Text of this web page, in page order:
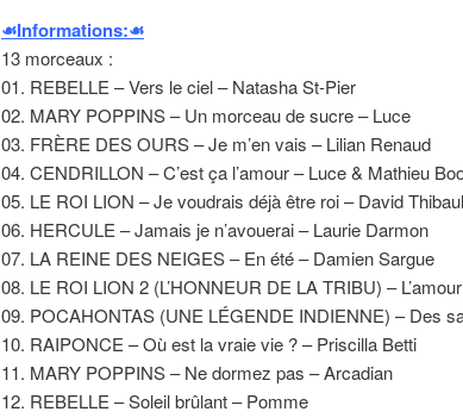
☙Informations:☙
13 morceaux :
01. REBELLE – Vers le ciel – Natasha St-Pier
02. MARY POPPINS – Un morceau de sucre – Luce
03. FRÈRE DES OURS – Je m’en vais – Lilian Renaud
04. CENDRILLON – C’est ça l’amour – Luce & Mathieu
05. LE ROI LION – Je voudrais déjà être roi – David
06. HERCULE – Jamais je n’avouerai – Laurie Darmon
07. LA REINE DES NEIGES – En été – Damien Sargue
08. LE ROI LION 2 (L’HONNEUR DE LA TRIBU) –
09. POCAHONTAS (UNE LÉGENDE INDIENNE) – Des
10. RAIPONCE – Où est la vraie vie ? – Priscilla Betti
11. MARY POPPINS – Ne dormez pas – Arcadian
12. REBELLE – Soleil brûlant – Pomme